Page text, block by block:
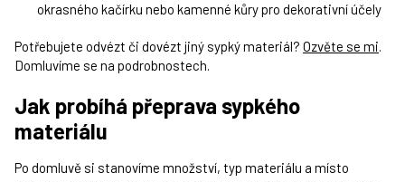
okrasného kačírku nebo kamenné kůry pro dekorativní účely
Potřebujete odvézt či dovézt jiný sypký materiál? Ozvěte se mi.
Domluvíme se na podrobnostech.
Jak probíhá přeprava sypkého
materiálu
Po domluvě si stanovíme množství, typ materiálu a místo